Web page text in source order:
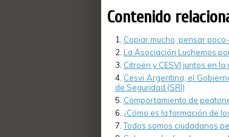
Contenido
Copiar mucho, pensar
La Asociación Luchemos
Citroën y CESVI juntos en
Cesvi Argentina, el
de Seguridad (SRI)
Comportamiento de
¿Cómo es la formación de
Todos somos ciudadanos